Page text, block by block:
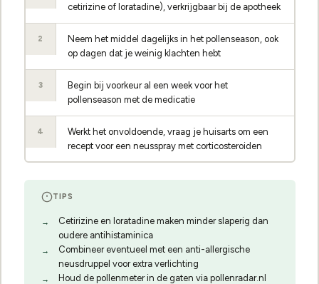
cetirizine of loratadine), verkrijgbaar bij de apotheek
2
Neem het middel dagelijks in het pollenseason, ook
op dagen dat je weinig klachten hebt
3
Begin bij voorkeur al een week voor het
pollenseason met de medicatie
4
Werkt het onvoldoende, vraag je huisarts om een
recept voor een neusspray met corticosteroiden
TIPS
Cetirizine en loratadine maken minder slaperig dan
oudere antihistaminica
Combineer eventueel met een anti-allergische
neusdruppel voor extra verlichting
Houd de pollenmeter in de gaten via pollenradar.nl